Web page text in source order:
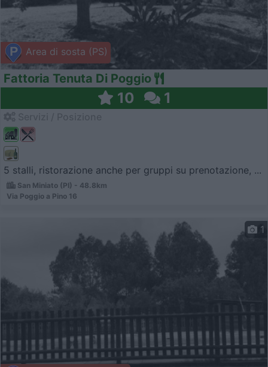
Area di sosta (PS)
Fattoria Tenuta Di Poggio
10 1
5 stalli, ristorazione anche per gruppi su prenotazione, ...
San Miniato (PI) - 48.8km
Via Poggio a Pino 16
1